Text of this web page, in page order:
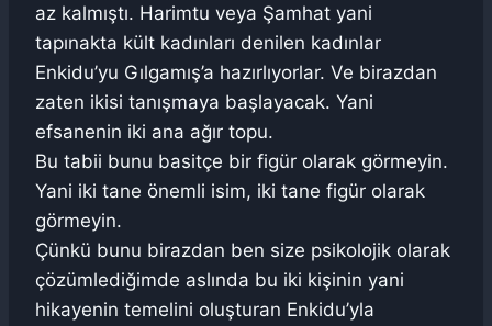
az kalmıştı. Harimtu veya Şamhat yani
tapınakta kült kadınları denilen kadınlar
Enkidu’yu Gılgamış’a hazırlıyorlar. Ve birazdan
zaten ikisi tanışmaya başlayacak. Yani
efsanenin iki ana ağır topu.
Bu tabii bunu basitçe bir figür olarak görmeyin.
Yani iki tane önemli isim, iki tane figür olarak
görmeyin.
Çünkü bunu birazdan ben size psikolojik olarak
çözümlediğimde aslında bu iki kişinin yani
hikayenin temelini oluşturan Enkidu’yla